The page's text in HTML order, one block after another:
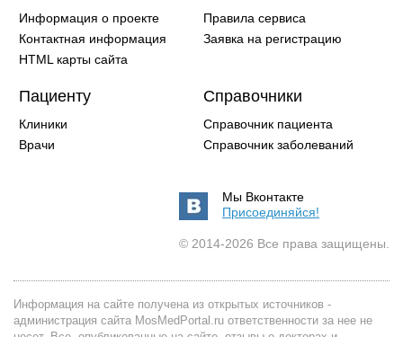
Информация о проекте
Контактная информация
HTML карты сайта
Правила сервиса
Заявка на регистрацию
Пациенту
Клиники
Врачи
Справочники
Справочник пациента
Справочник заболеваний
Мы Вконтакте
Присоединяйся!
© 2014-2026 Все права защищены.
Информация на сайте получена из открытых источников -
администрация сайта MosMedPortal.ru ответственности за нее не